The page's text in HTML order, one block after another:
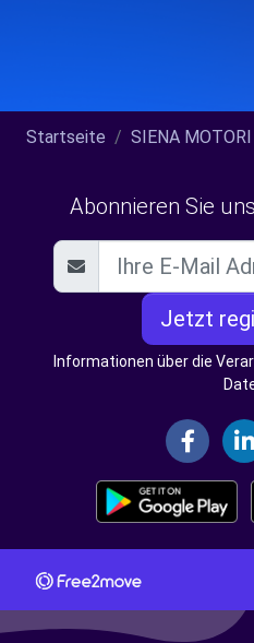
Startseite SIENA
Abonnieren Sie
Jetzt
Informationen über die